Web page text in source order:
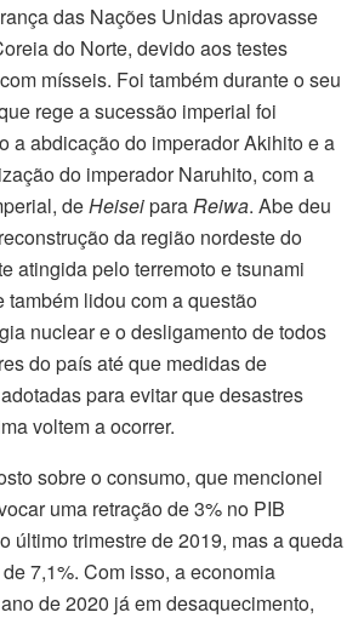
das Nações Unidas aprovasse
do Norte, devido aos testes
mísseis. Foi também durante o seu
rege a sucessão imperial foi
a abdicação do imperador Akihito e a
do imperador Naruhito, com a
deHeiseiparaReiwa. Abe deu
da região nordeste do
atingida pelo terremoto e tsunami
também lidou com a questão
nuclear e o desligamento de todos
do país até que medidas de
para evitar que desastres
voltem a ocorrer.
sobre o consumo, que mencionei
uma retração de 3% no PIB
último trimestre de 2019, mas a queda
7,1%. Com isso, a economia
de 2020 já em desaquecimento,